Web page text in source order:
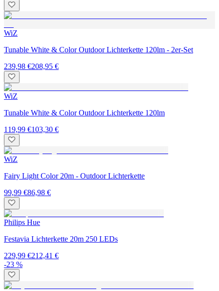
WiZ
Tunable White & Color Outdoor Lichterkette 120lm - 2er-Set
239,98 €208,95 €
WiZ
Tunable White & Color Outdoor Lichterkette 120lm
119,99 €103,30 €
WiZ
Fairy Light Color 20m - Outdoor Lichterkette
99,99 €86,98 €
Philips Hue
Festavia Lichterkette 20m 250 LEDs
229,99 €212,41 €
-23 %